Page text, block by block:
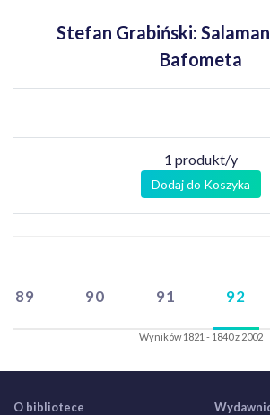
Stefan Grabiński:
Bafometa
1 produkt/y
Dodaj do Koszyka
89 90 91 92
Wyników 1821 - 1840 z 2002
O bibliotece